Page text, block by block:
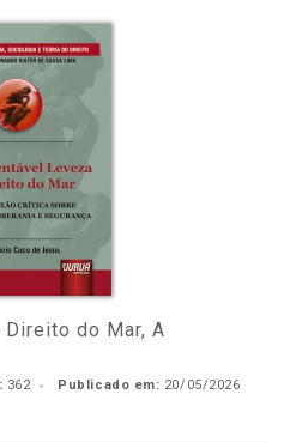
do Mar, A
362 Publicado em: 20/05/2026